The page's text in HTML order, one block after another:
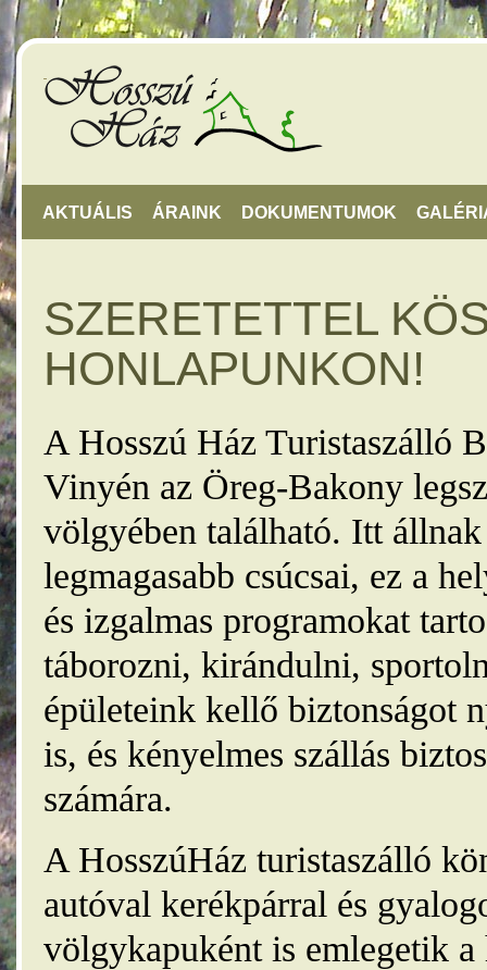
AKTUÁLIS ÁRAINK DOKUMENTUMOK
SZERETETTEL
HONLAPUNKON!
A Hosszú Ház Turistaszálló
Vinyén az Öreg-Bakony
völgyében található. Itt
legmagasabb csúcsai, ez a
és izgalmas programokat
táborozni, kirándulni,
épületeink kellő biztonságot
is, és kényelmes szállás
számára.
A HosszúHáz turistaszálló
autóval kerékpárral és
völgykapuként is emlegetik